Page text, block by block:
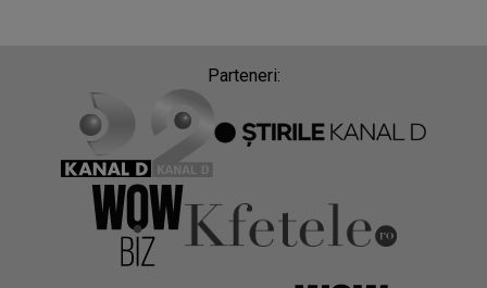
Despre Radio Impuls
Frecvențe Radio Impuls